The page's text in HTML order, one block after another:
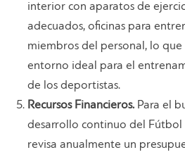
interior con aparatos de
adecuados, oficinas para
miembros del personal, lo
entorno ideal para el
de los deportistas.
Recursos Financieros. Para el
desarrollo continuo del Fútbol
revisa anualmente un